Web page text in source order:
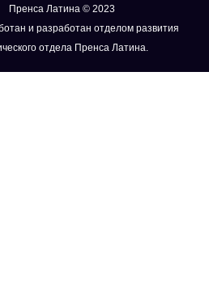
Пренса Латина © 2023
и разработан отделом развития
отдела Пренса Латина.